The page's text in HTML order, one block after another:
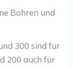
300 sind für
200 auch für